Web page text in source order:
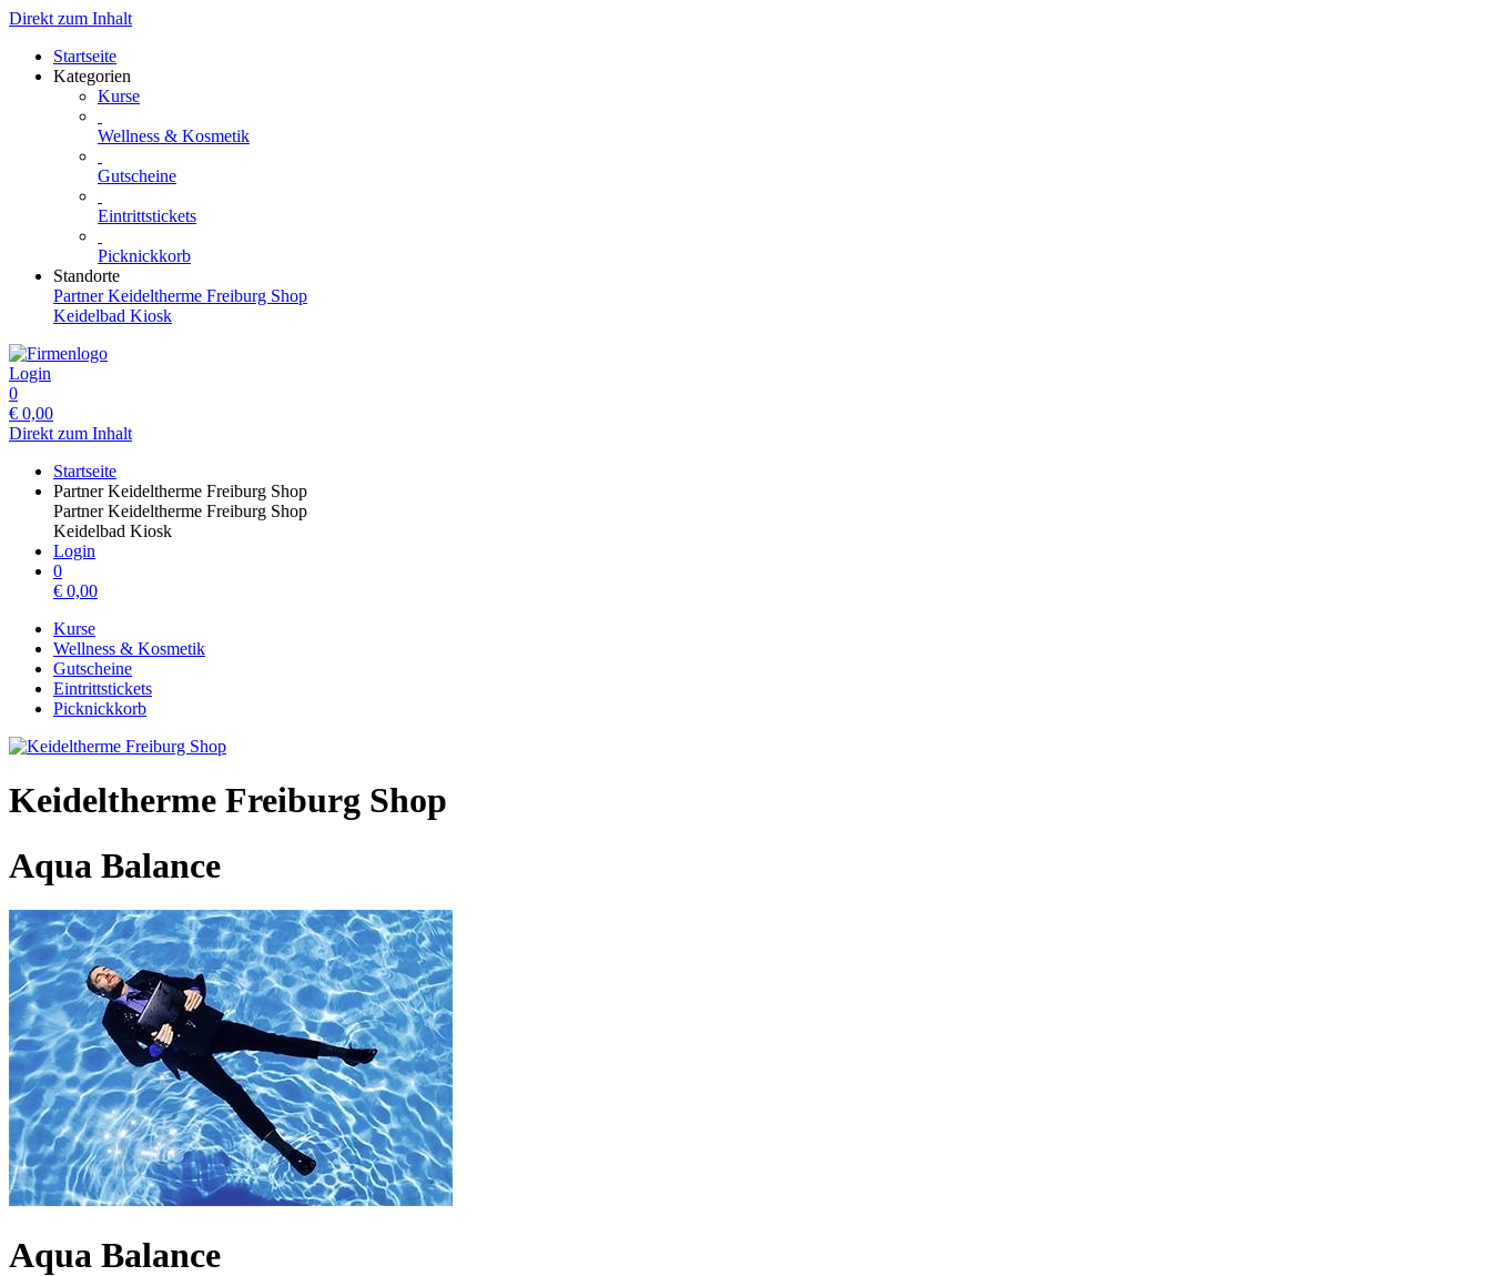
Direkt zum Inhalt
Startseite
Kategorien
Kurse
Wellness & Kosmetik
Gutscheine
Eintrittstickets
Picknickkorb
Standorte
Partner Keideltherme Freiburg Shop
Keidelbad Kiosk
Login
0
€ 0,00
Direkt zum Inhalt
Startseite
Partner Keideltherme Freiburg Shop
Partner Keideltherme Freiburg Shop
Keidelbad Kiosk
Login
0
€ 0,00
Kurse
Wellness & Kosmetik
Gutscheine
Eintrittstickets
Picknickkorb
Keideltherme Freiburg Shop
Aqua Balance
Aqua Balance